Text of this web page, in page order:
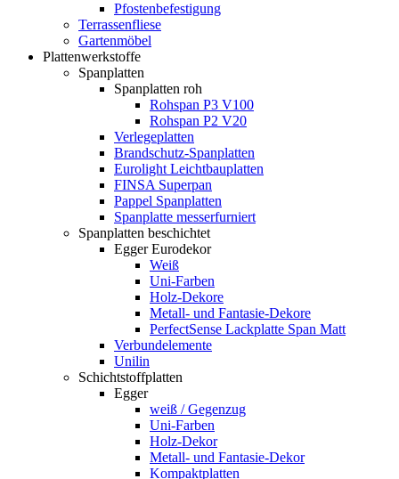
Pfostenbefestigung
Terrassenfliese
Gartenmöbel
Plattenwerkstoffe
Spanplatten
Spanplatten roh
Rohspan P3 V100
Rohspan P2 V20
Verlegeplatten
Brandschutz-Spanplatten
Eurolight Leichtbauplatten
FINSA Superpan
Pappel Spanplatten
Spanplatte messerfurniert
Spanplatten beschichtet
Egger Eurodekor
Weiß
Uni-Farben
Holz-Dekore
Metall- und Fantasie-Dekore
PerfectSense Lackplatte Span Matt
Verbundelemente
Unilin
Schichtstoffplatten
Egger
weiß / Gegenzug
Uni-Farben
Holz-Dekor
Metall- und Fantasie-Dekor
Kompaktplatten